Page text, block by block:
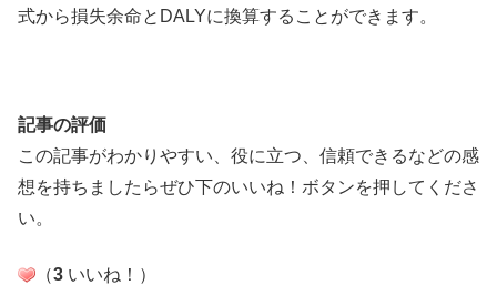
式から損失余命とDALYに換算することができます。
記事の評価
この記事がわかりやすい、役に立つ、信頼できるなどの感
想を持ちましたらぜひ下のいいね！ボタンを押してくださ
い。
（3 いいね！ ）